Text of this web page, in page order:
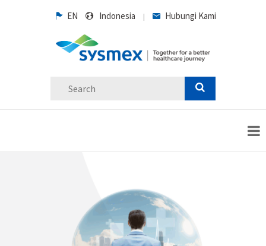
EN Indonesia | Hubungi Kami